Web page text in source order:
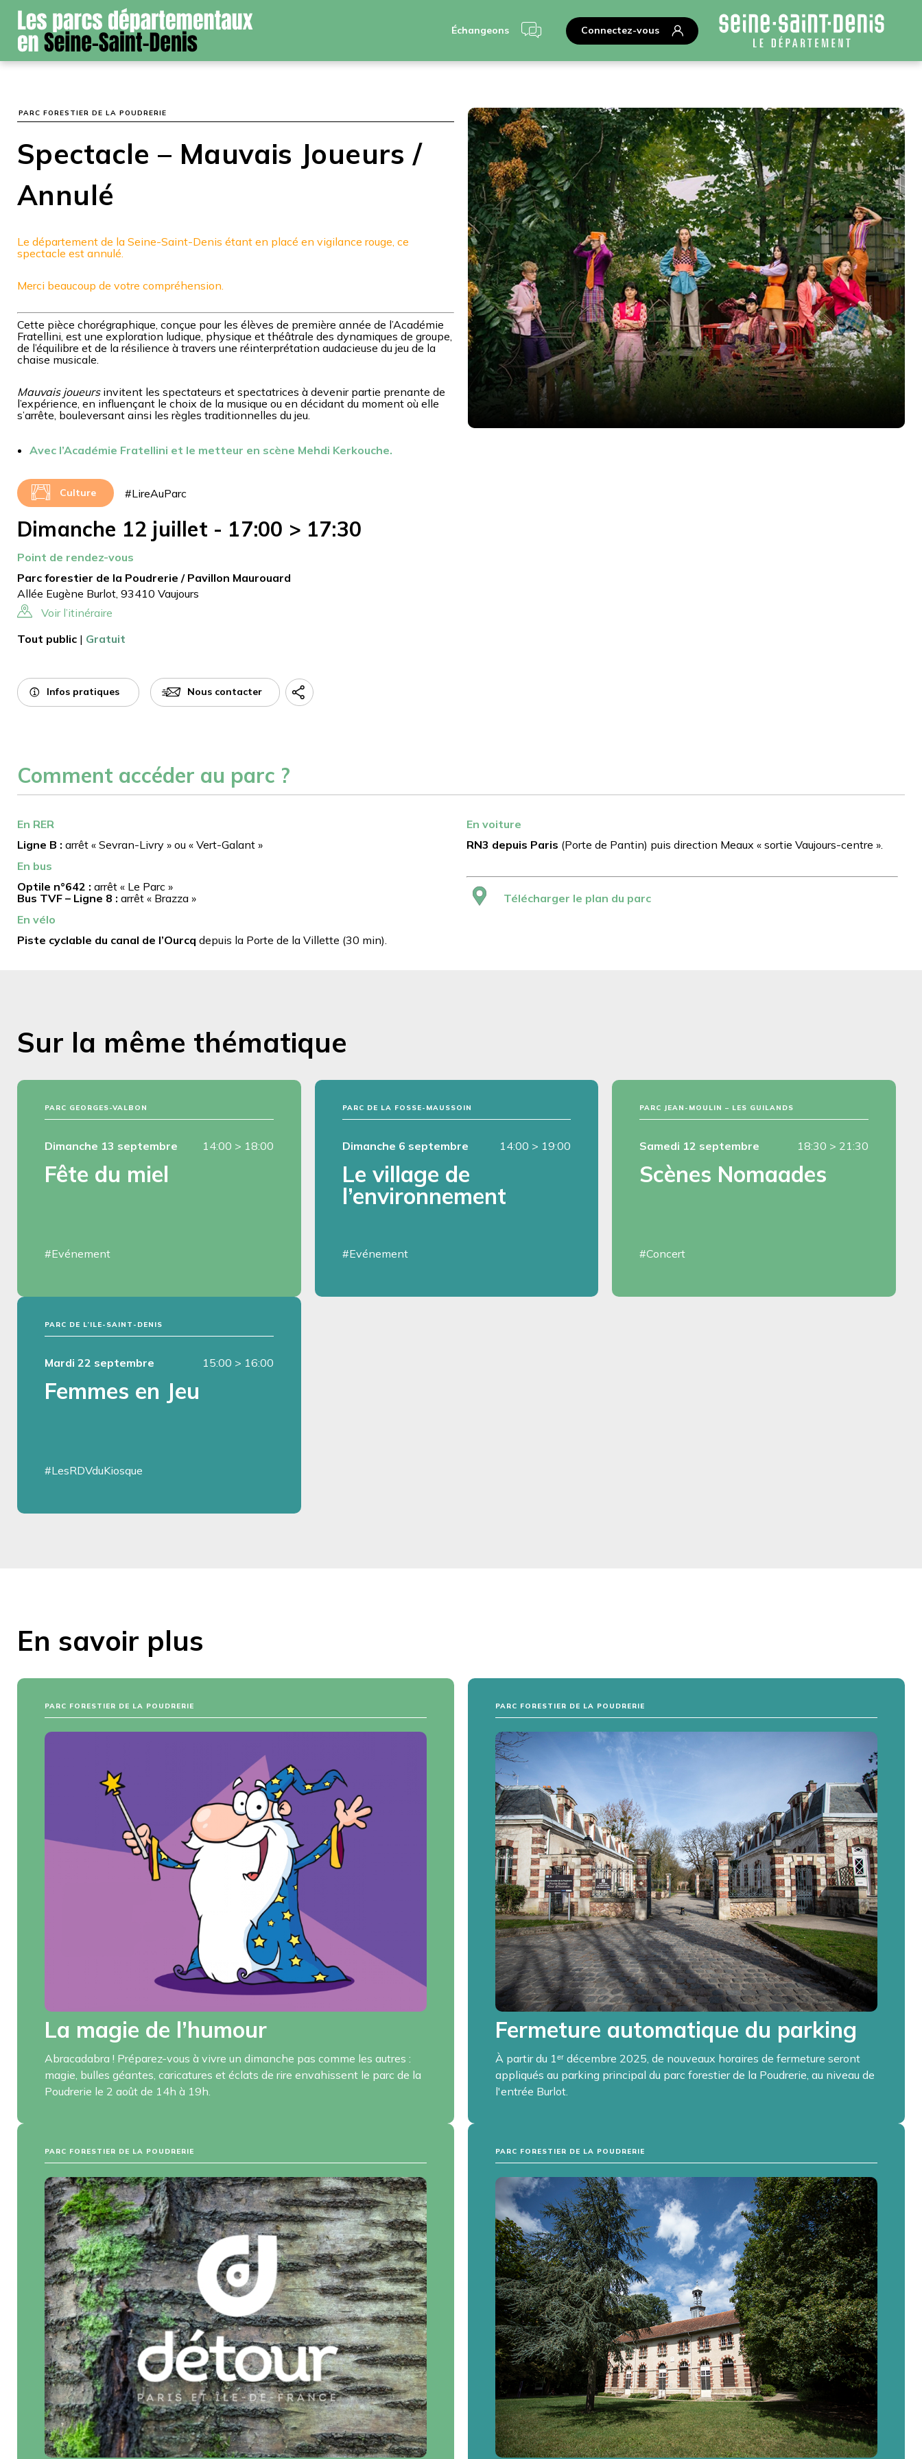
Échangeons Connectez-vous
PARC FORESTIER DE LA POUDRERIE
Spectacle – Mauvais Joueurs /
Annulé
Le département de la Seine-Saint-Denis étant en placé en vigilance rouge, ce
spectacle est annulé.
Merci beaucoup de votre compréhension.
Cette pièce chorégraphique, conçue pour les élèves de première année de l’Académie
Fratellini, est une exploration ludique, physique et théâtrale des dynamiques de groupe,
de l’équilibre et de la résilience à travers une réinterprétation audacieuse du jeu de la
chaise musicale.
Mauvais joueursinvitent les spectateurs et spectatrices à devenir partie prenante de
l’expérience, en influençant le choix de la musique ou en décidant du moment où elle
s’arrête, bouleversant ainsi les règles traditionnelles du jeu.
Avec l’Académie Fratellini et le metteur en scène Mehdi Kerkouche.
Culture #LireAuParc
Dimanche 12 juillet - 17:00 > 17:30
Point de rendez-vous
Parc forestier de la Poudrerie / Pavillon Maurouard
Allée Eugène Burlot, 93410 Vaujours
Voir l’itinéraire
Tout public | Gratuit
Infos pratiques Nous contacter
Comment accéder au parc ?
En RER
Ligne B : arrêt « Sevran-Livry » ou « Vert-Galant »
En bus
Optile n°642 : arrêt « Le Parc »
Bus TVF – Ligne 8 : arrêt « Brazza »
En vélo
Piste cyclable du canal de l’Ourcq depuis la Porte de la Villette (30 min).
En voiture
RN3 depuis Paris (Porte de Pantin) puis direction Meaux « sortie Vaujours-centre ».
Télécharger le plan du parc
Sur la même thématique
PARC GEORGES-VALBON
Dimanche 13 septembre 14:00 > 18:00
Fête du miel
#Evénement
PARC DE LA FOSSE-MAUSSOIN
Dimanche 6 septembre 14:00 > 19:00
Le village de
l’environnement
#Evénement
PARC JEAN-MOULIN – LES GUILANDS
Samedi 12 septembre 18:30 > 21:30
Scènes Nomaades
#Concert
PARC DE L’ILE-SAINT-DENIS
Mardi 22 septembre 15:00 > 16:00
Femmes en Jeu
#LesRDVduKiosque
En savoir plus
PARC FORESTIER DE LA POUDRERIE
La magie de l’humour
Abracadabra ! Préparez-vous à vivre un dimanche pas comme les autres :
magie, bulles géantes, caricatures et éclats de rire envahissent le parc de la
Poudrerie le 2 août de 14h à 19h.
PARC FORESTIER DE LA POUDRERIE
Fermeture automatique du parking
À partir du 1ᵉʳ décembre 2025, de nouveaux horaires de fermeture seront
appliqués au parking principal du parc forestier de la Poudrerie, au niveau de
l'entrée Burlot.
PARC FORESTIER DE LA POUDRERIE PARC FORESTIER DE LA POUDRERIE
Panneau de gestion des cookies